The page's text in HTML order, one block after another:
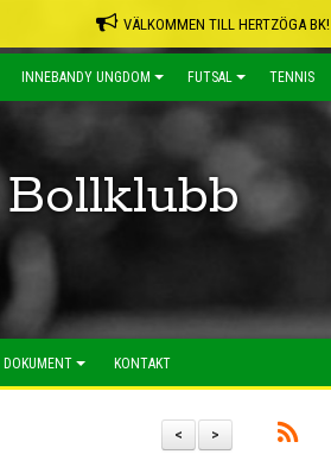
VÄLKOMMEN TILL HERTZÖGA BK!
INNEBANDY UNGDOM FUTSAL TENNIS
DOKUMENT KONTAKT
>
<